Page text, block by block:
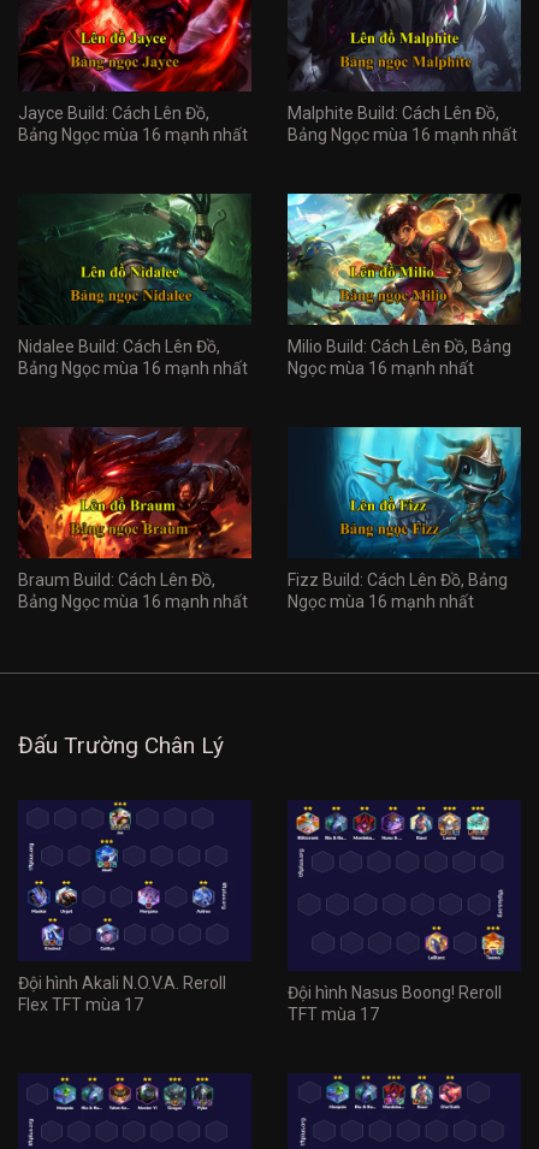
Jayce Build: Cách Lên Đồ,
Bảng Ngọc mùa 16 mạnh nhất
Malphite Build: Cách Lên Đồ,
Bảng Ngọc mùa 16 mạnh nhất
Nidalee Build: Cách Lên Đồ,
Bảng Ngọc mùa 16 mạnh nhất
Milio Build: Cách Lên Đồ, Bảng
Ngọc mùa 16 mạnh nhất
Braum Build: Cách Lên Đồ,
Bảng Ngọc mùa 16 mạnh nhất
Fizz Build: Cách Lên Đồ, Bảng
Ngọc mùa 16 mạnh nhất
Đấu Trường Chân Lý
Đội hình Akali N.O.V.A. Reroll
Flex TFT mùa 17
Đội hình Nasus Boong! Reroll
TFT mùa 17